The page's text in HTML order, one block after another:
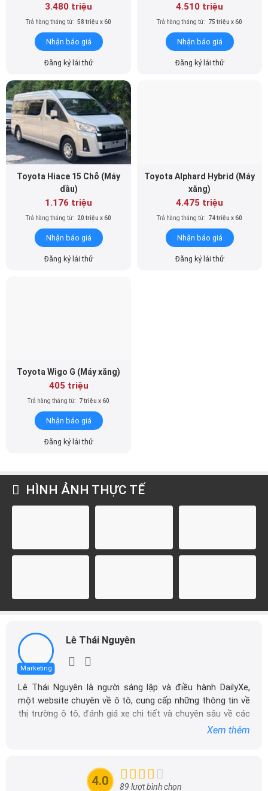
3.480 triệu
Trả hàng tháng từ: 58 triệu x 60
Nhận báo giá
Đăng ký lái thử
4.510 triệu
Trả hàng tháng từ: 75 triệu x 60
Nhận báo giá
Đăng ký lái thử
Toyota Hiace 15 Chỗ (Máy
dầu)
1.176 triệu
Trả hàng tháng từ: 20 triệu x 60
Nhận báo giá
Đăng ký lái thử
Toyota Alphard Hybrid (Máy
xăng)
4.475 triệu
Trả hàng tháng từ: 74 triệu x 60
Nhận báo giá
Đăng ký lái thử
Toyota Wigo G (Máy xăng)
405 triệu
Trả hàng tháng từ: 7 triệu x 60
Nhận báo giá
Đăng ký lái thử
HÌNH ẢNH THỰC TẾ
Marketing
Lê Thái Nguyên
Lê Thái Nguyên là người sáng lập và điều hành DailyXe,
một website chuyên về ô tô, cung cấp những thông tin về
thị trường ô tô, đánh giá xe chi tiết và chuyên sâu về các
đầu cho những người yêu thích ô tô tại Việt Nam. Hãy
theo dõi tôi để cập nhật thông tin về thị trường ô tô
Xem thêm
4.0 89 lượt bình chọn